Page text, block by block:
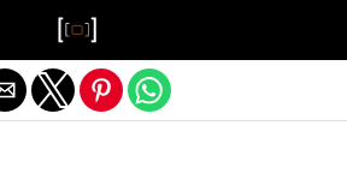
Exit mobile version